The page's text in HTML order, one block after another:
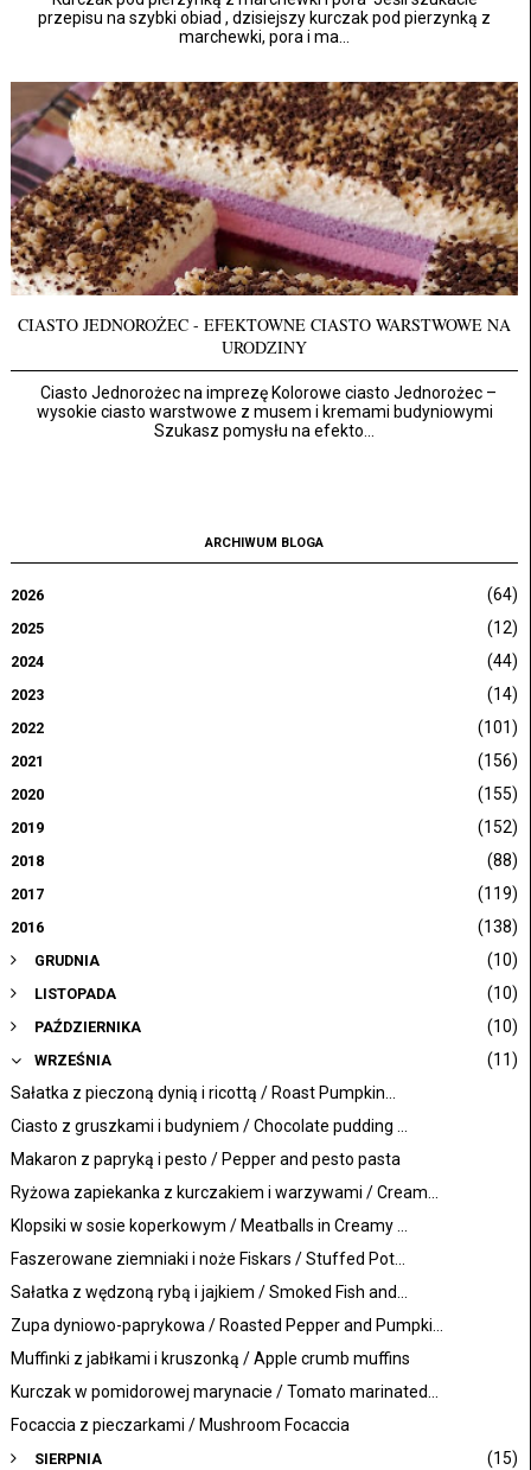
przepisu na szybki obiad , dzisiejszy kurczak pod pierzynką z
marchewki, pora i ma...
CIASTO JEDNOROŻEC - EFEKTOWNE CIASTO WARSTWOWE NA
URODZINY
Ciasto Jednorożec na imprezę Kolorowe ciasto Jednorożec –
wysokie ciasto warstwowe z musem i kremami budyniowymi
Szukasz pomysłu na efekto...
ARCHIWUM BLOGA
2026 (64)
2025 (12)
2024 (44)
2023 (14)
2022 (101)
2021 (156)
2020 (155)
2019 (152)
2018 (88)
2017 (119)
2016 (138)
GRUDNIA (10)
LISTOPADA (10)
PAŹDZIERNIKA (10)
WRZEŚNIA
(11)
Sałatka z pieczoną dynią i ricottą / Roast Pumpkin...
Ciasto z gruszkami i budyniem / Chocolate pudding ...
Makaron z papryką i pesto / Pepper and pesto pasta
Ryżowa zapiekanka z kurczakiem i warzywami / Cream...
Klopsiki w sosie koperkowym / Meatballs in Creamy ...
Faszerowane ziemniaki i noże Fiskars / Stuffed Pot...
Sałatka z wędzoną rybą i jajkiem / Smoked Fish and...
Zupa dyniowo-paprykowa / Roasted Pepper and Pumpki...
Muffinki z jabłkami i kruszonką / Apple crumb muffins
Kurczak w pomidorowej marynacie / Tomato marinated...
Focaccia z pieczarkami / Mushroom Focaccia
SIERPNIA (15)